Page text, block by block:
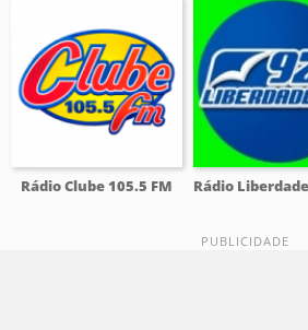
Rádio Clube 105.5 FM